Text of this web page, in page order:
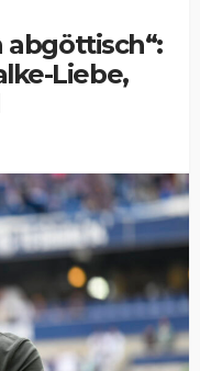
abgöttisch“:
Liebe,